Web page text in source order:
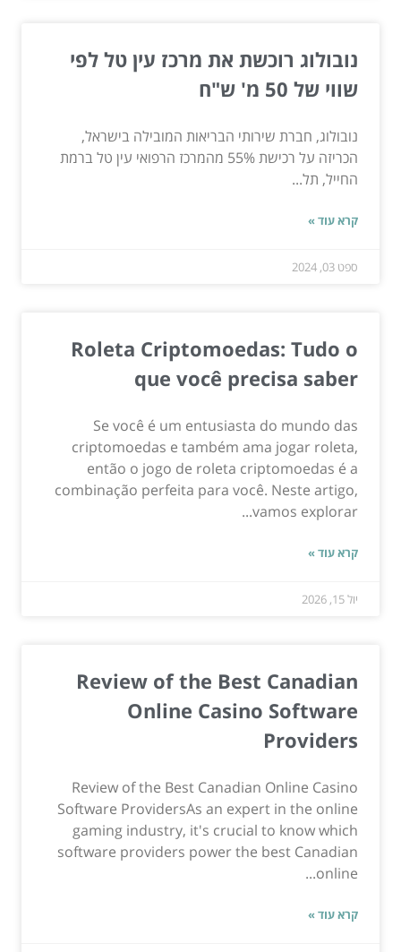
נובולוג רוכשת את מרכז עין טל לפי
שווי של 50 מ' ש"ח
נובולוג, חברת שירותי הבריאות המובילה בישראל,
הכריזה על רכישת 55% מהמרכז הרפואי עין טל ברמת
החייל, תל...
קרא עוד »
ספט 03, 2024
Roleta Criptomoedas: Tudo o
que você precisa saber
Se você é um entusiasta do mundo das
criptomoedas e também ama jogar roleta,
então o jogo de roleta criptomoedas é a
combinação perfeita para você. Neste artigo,
vamos explorar...
קרא עוד »
יול 15, 2026
Review of the Best Canadian
Online Casino Software
Providers
Review of the Best Canadian Online Casino
Software ProvidersAs an expert in the online
gaming industry, it's crucial to know which
software providers power the best Canadian
online...
קרא עוד »